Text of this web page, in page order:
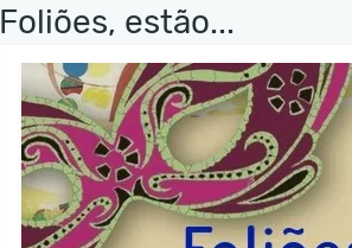
Foliões, estão...